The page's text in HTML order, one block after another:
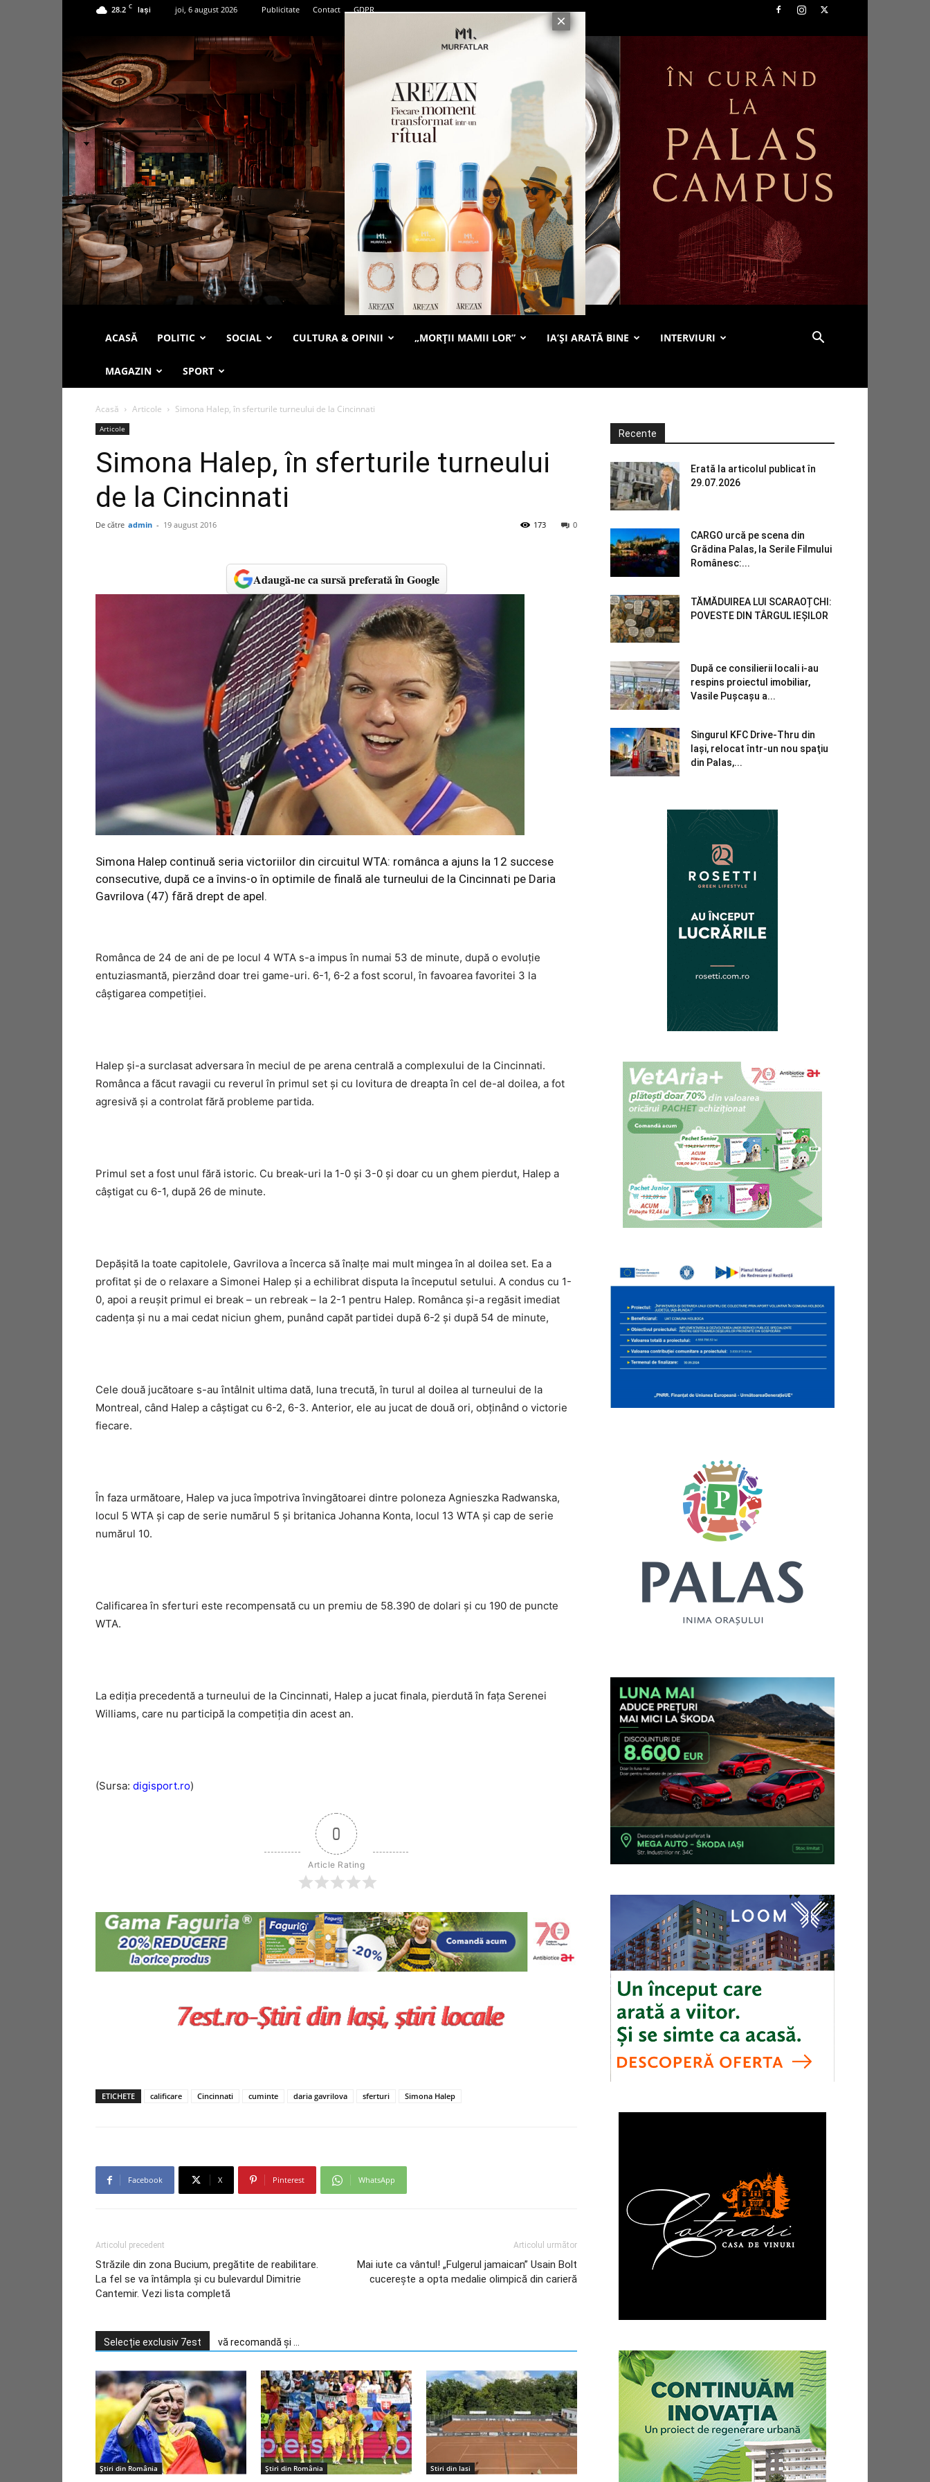
28.2 C Iași joi, 6 august 2026 Publicitate Contact GDPR
ACASĂ POLITIC SOCIAL CULTURA & OPINII „MORȚII MAMII LOR” IA’ȘI ARATĂ BINE INTERVIURI
MAGAZIN SPORT
Acasă Articole Simona Halep, în sferturile turneului de la Cincinnati
Articole
Simona Halep, în sferturile turneului
de la Cincinnati
De către admin - 19 august 2016 0
173
Adaugă-ne ca sursă preferată în Google
Simona Halep continuă seria victoriilor din circuitul WTA: românca a ajuns la 12 succese
consecutive, după ce a învins-o în optimile de finală ale turneului de la Cincinnati pe Daria
Gavrilova (47) fără drept de apel.
Românca de 24 de ani de pe locul 4 WTA s-a impus în numai 53 de minute, după o evoluţie
entuziasmantă, pierzând doar trei game-uri. 6-1, 6-2 a fost scorul, în favoarea favoritei 3 la
câştigarea competiţiei.
Halep şi-a surclasat adversara în meciul de pe arena centrală a complexului de la Cincinnati.
Românca a făcut ravagii cu reverul în primul set şi cu lovitura de dreapta în cel de-al doilea, a fot
agresivă şi a controlat fără probleme partida.
Primul set a fost unul fără istoric. Cu break-uri la 1-0 şi 3-0 şi doar cu un ghem pierdut, Halep a
câştigat cu 6-1, după 26 de minute.
Depăşită la toate capitolele, Gavrilova a încerca să înalţe mai mult mingea în al doilea set. Ea a
profitat şi de o relaxare a Simonei Halep şi a echilibrat disputa la începutul setului. A condus cu 1-
0, apoi a reuşit primul ei break – un rebreak – la 2-1 pentru Halep. Românca şi-a regăsit imediat
cadenţa şi nu a mai cedat niciun ghem, punând capăt partidei după 6-2 şi după 54 de minute,
Cele două jucătoare s-au întâlnit ultima dată, luna trecută, în turul al doilea al turneului de la
Montreal, când Halep a câştigat cu 6-2, 6-3. Anterior, ele au jucat de două ori, obţinând o victorie
fiecare.
În faza următoare, Halep va juca împotriva învingătoarei dintre poloneza Agnieszka Radwanska,
locul 5 WTA şi cap de serie numărul 5 şi britanica Johanna Konta, locul 13 WTA şi cap de serie
numărul 10.
Calificarea în sferturi este recompensată cu un premiu de 58.390 de dolari şi cu 190 de puncte
WTA.
La ediţia precedentă a turneului de la Cincinnati, Halep a jucat finala, pierdută în faţa Serenei
Williams, care nu participă la competiţia din acest an.
(Sursa: digisport.ro)
0
Article Rating
ETICHETE calificare Cincinnati cuminte daria gavrilova sferturi Simona Halep
Facebook X Pinterest WhatsApp
Articolul precedent
Străzile din zona Bucium, pregătite de reabilitare.
La fel se va întâmpla și cu bulevardul Dimitrie
Cantemir. Vezi lista completă
Articolul următor
Mai iute ca vântul! „Fulgerul jamaican” Usain Bolt
cucerește a opta medalie olimpică din carieră
Selecție exclusiv 7est vă recomandă și ...
Știri din România Știri din România Stiri din Iasi
Recente
Erată la articolul publicat în
29.07.2026
CARGO urcă pe scena din
Grădina Palas, la Serile Filmului
Românesc:...
TĂMĂDUIREA LUI SCARAOȚCHI:
POVESTE DIN TÂRGUL IEȘILOR
După ce consilierii locali i-au
respins proiectul imobiliar,
Vasile Pușcașu a...
Singurul KFC Drive-Thru din
Iași, relocat într-un nou spaţiu
din Palas,...